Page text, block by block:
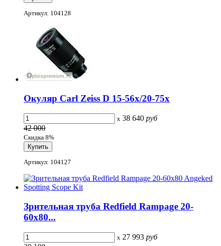
Артикул: 104128
Окуляр Carl Zeiss D 15-56x/20-75x
x 38 640 руб
42 000
Скидка 8%
Артикул: 104127
Зрительная труба Redfield Rampage 20-
60x80...
x 27 993 руб